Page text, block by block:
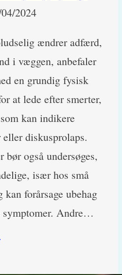
2024
ændrer adfærd,
i væggen, anbefaler
en grundig fysisk
at lede efter smerter,
kan indikere
diskusprolaps.
bør også undersøges,
især hos små
kan forårsage ubehag
symptomer. Andre…